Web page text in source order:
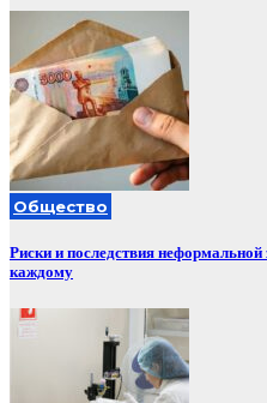
Общество
Риски и последствия неформальной
каждому